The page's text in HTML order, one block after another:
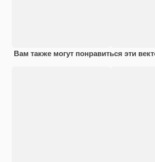
Вам также могут понравиться эти